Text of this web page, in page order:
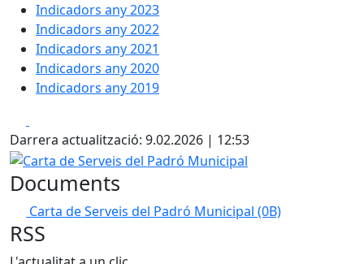
Indicadors any 2023
Indicadors any 2022
Indicadors any 2021
Indicadors any 2020
Indicadors any 2019
Darrera actualització: 9.02.2026 | 12:53
Carta de Serveis del Padró Municipal
Documents
Carta de Serveis del Padró Municipal (0B)
RSS